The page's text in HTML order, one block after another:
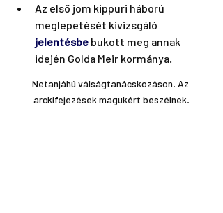
Az első jom kippuri háború
meglepetését kivizsgáló
jelentésbe bukott meg annak
idején Golda Meir kormánya.
Netanjáhú válságtanácskozáson. Az
arckifejezések magukért beszélnek.